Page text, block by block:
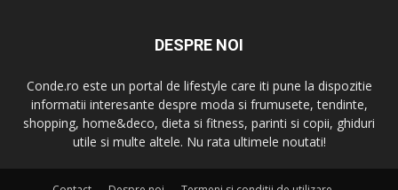
DESPRE NOI
Conde.ro este un portal de lifestyle care iti pune la dispozitie
informatii interesante despre moda si frumusete, tendinte,
shopping, home&deco, dieta si fitness, parinti si copii, ghiduri
utile si multe altele. Nu rata ultimele noutati!